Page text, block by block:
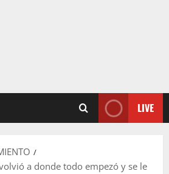
LIVE
a donde todo empezó y se le